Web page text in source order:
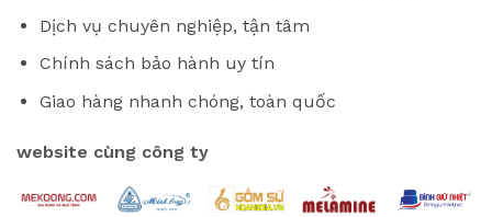
Dịch vụ chuyên nghiệp, tận tâm
Chính sách bảo hành uy tín
Giao hàng nhanh chóng, toàn quốc
website cùng công ty